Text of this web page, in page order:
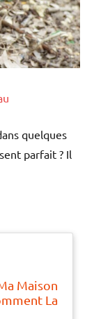
quelques
parfait ? Il
Maison
La